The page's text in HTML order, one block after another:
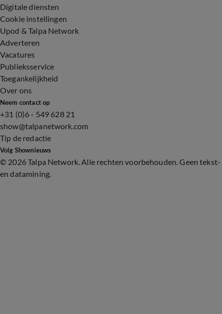
Digitale diensten
Cookie instellingen
Upod & Talpa Network
Adverteren
Vacatures
Publieksservice
Toegankelijkheid
Over ons
Neem contact op
+31 (0)6 - 549 628 21
show@talpanetwork.com
Tip de redactie
Volg Shownieuws
© 2026 Talpa Network. Alle rechten voorbehouden. Geen tekst-
en datamining.